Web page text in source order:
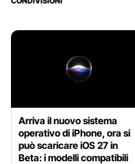
Arriva il nuovo sistema
operativo di iPhone, ora si
può scaricare iOS 27 in
Beta: i modelli compatibili